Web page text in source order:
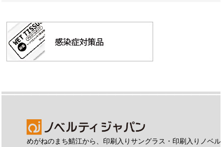
めがねのまち鯖江から、印刷入りサングラス・印刷入りノベ